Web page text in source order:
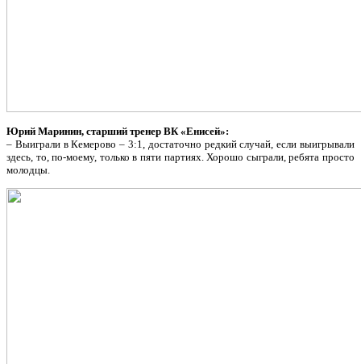
Юрий Маринин, старший тренер ВК «Енисей»:
– Выиграли в Кемерово – 3:1, достаточно редкий случай, если выигрывали
здесь, то, по-моему, только в пяти партиях. Хорошо сыграли, ребята просто
молодцы.